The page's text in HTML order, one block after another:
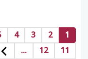
1
2
3
4
11
12
...